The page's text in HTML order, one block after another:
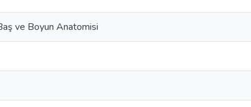
ve Boyun Anatomisi